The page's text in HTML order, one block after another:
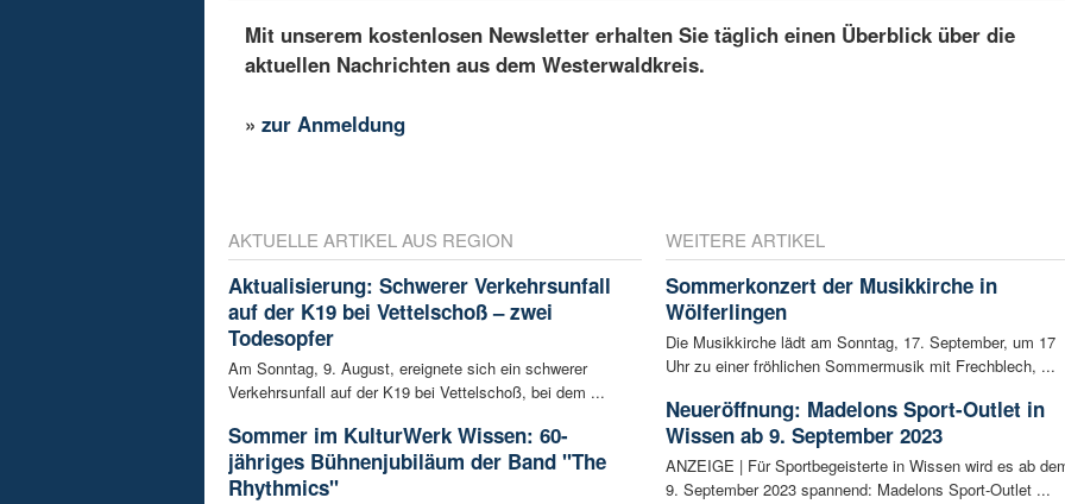
Mit unserem kostenlosen Newsletter erhalten Sie täglich einen Überblick über die
aktuellen Nachrichten aus dem Westerwaldkreis.
»zur Anmeldung
AKTUELLE ARTIKEL AUS REGION
Aktualisierung: Schwerer Verkehrsunfall
auf der K19 bei Vettelschoß – zwei
Todesopfer
Am Sonntag, 9. August, ereignete sich ein schwerer
Verkehrsunfall auf der K19 bei Vettelschoß, bei dem ...
Sommer im KulturWerk Wissen: 60-
jähriges Bühnenjubiläum der Band "The
Rhythmics"
WEITERE ARTIKEL
Sommerkonzert der Musikkirche in
Wölferlingen
Die Musikkirche lädt am Sonntag, 17. September, um 17
Uhr zu einer fröhlichen Sommermusik mit Frechblech, ...
Neueröffnung: Madelons Sport-Outlet in
Wissen ab 9. September 2023
ANZEIGE | Für Sportbegeisterte in Wissen wird es ab
9. September 2023 spannend: Madelons Sport-Outlet ...